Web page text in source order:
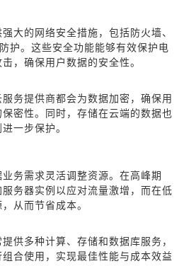
大的网络安全措施，包括防火墙、
护。这些安全功能能够有效保护电
，确保用户数据的安全性。
务提供商都会为数据加密，确保用
密性。同时，存储在云端的数据也
一步保护。
务需求灵活调整资源。在高峰期
务器实例以应对流量激增，而在低
从而节省成本。
供多种计算、存储和数据库服务，
合使用，实现最佳性能与成本效益